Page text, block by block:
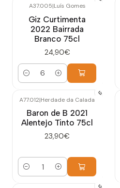
A37.005|Luís Gomes
Giz Curtimenta
2022 Bairrada
Branco 75cl
24,90€
Quantidade
A77.012|Herdade da Calada
Baron de B 2021
Alentejo Tinto 75cl
23,90€
Quantidade